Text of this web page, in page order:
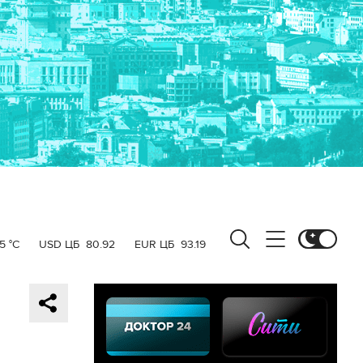
°C USD ЦБ 80.92 EUR ЦБ 93.19